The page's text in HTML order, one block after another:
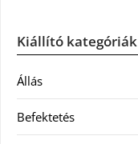
Kiállító kategóriák
Állás
Befektetés